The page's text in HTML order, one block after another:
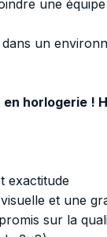
une
un
horlogerie !
exactitude
et une
sur la